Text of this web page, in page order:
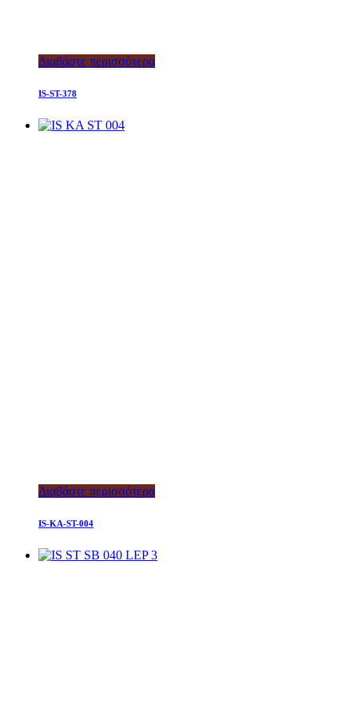
Διαβάστε περισσότερα
IS-ST-378
Διαβάστε περισσότερα
IS-KA-ST-004